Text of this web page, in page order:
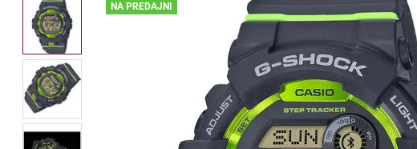
NA PREDAJNI